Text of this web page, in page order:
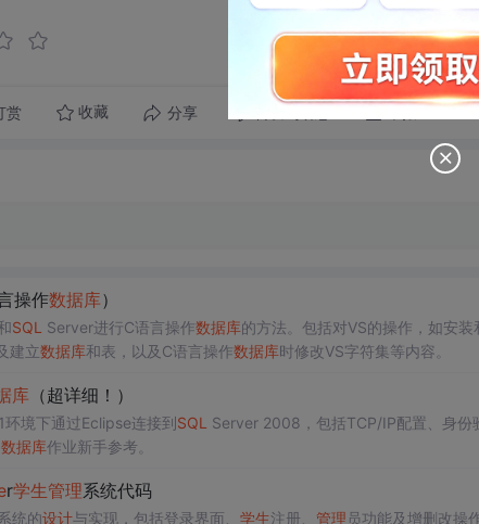
赏 收藏 分享
操作数据库）
SQL Server进行C语言操作数据库的方法。包括对VS的操作，如安装
建立数据库和表，以及C语言操作数据库时修改VS字符集等内容。
库 （超详细！）
境下通过Eclipse连接到SQL Server 2008，包括TCP/IP配置、身份
数据库作业新手参考。
r学生管理系统代码
统的设计与实现，包括登录界面、 学生注册、 管理 员功能及增删改操